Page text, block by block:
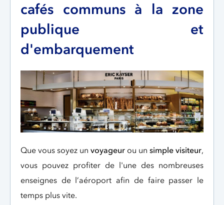
cafés communs à la zone
publique et
d'embarquement
Que vous soyez un voyageur ou un simple visiteur,
vous pouvez profiter de l'une des nombreuses
enseignes de l’aéroport afin de faire passer le
temps plus vite.